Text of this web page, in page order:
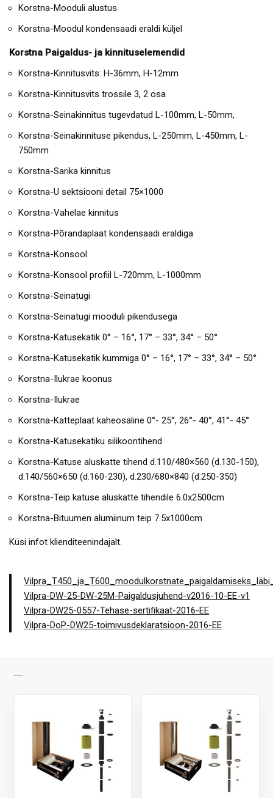
Korstna-Mooduli alustus
Korstna-Moodul kondensaadi eraldi küljel
Korstna Paigaldus- ja kinnituselemendid
Korstna-Kinnitusvits: H-36mm, H-12mm
Korstna-Kinnitusvits trossile 3, 2 osa
Korstna-Seinakinnitus tugevdatud L-100mm, L-50mm,
Korstna-Seinakinnituse pikendus, L-250mm, L-450mm, L-
750mm
Korstna-Sarika kinnitus
Korstna-U sektsiooni detail 75×1000
Korstna-Vahelae kinnitus
Korstna-Põrandaplaat kondensaadi eraldiga
Korstna-Konsool
Korstna-Konsool profiil L-720mm, L-1000mm
Korstna-Seinatugi
Korstna-Seinatugi mooduli pikendusega
Korstna-Katusekatik 0° – 16°, 17° – 33°, 34° – 50°
Korstna-Katusekatik kummiga 0° – 16°, 17° – 33°, 34° – 50°
Korstna-Ilukrae koonus
Korstna-Ilukrae
Korstna-Katteplaat kaheosaline 0°- 25°, 26°- 40°, 41°- 45°
Korstna-Katusekatiku silikoontihend
Korstna-Katuse aluskatte tihend d.110/480×560 (d.130-150),
d.140/560×650 (d.160-230), d.230/680×840 (d.250-350)
Korstna-Teip katuse aluskatte tihendile 6.0x2500cm
Korstna-Bituumen alumiinum teip 7.5x1000cm
Küsi infot klienditeenindajalt.
Vilpra-DW-25-DW-25M-Paigaldusjuhend-v2016-10-EE-v1
Vilpra-DW25-0557-Tehase-sertifikaat-2016-EE
Vilpra-DoP-DW25-toimivusdeklaratsioon-2016-EE